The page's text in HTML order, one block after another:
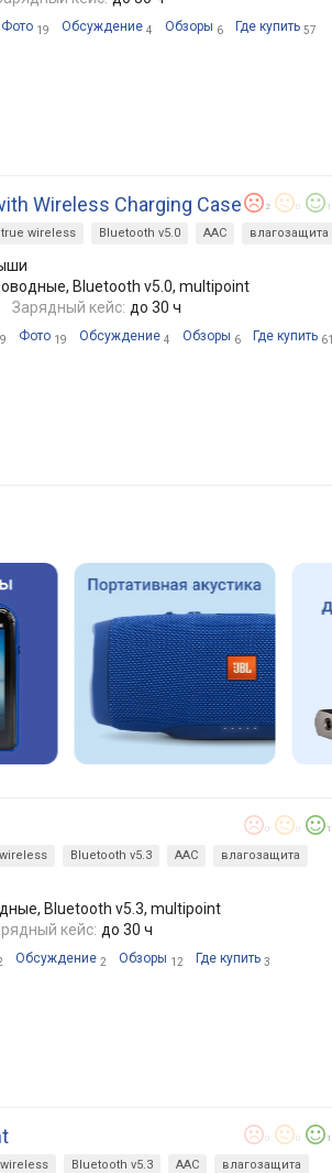
Фото 19 Обсуждение 4 Обзоры 6 Где купить 57
Wireless Charging Case 2 1
true wireless Bluetooth v5.0 AAC влагозащита
Bluetooth v5.0, multipoint
Зарядный кейс: до 30 ч
Фото 19 Обсуждение 4 Обзоры 6 Где купить 61
1
Bluetooth v5.3 AAC влагозащита
Bluetooth v5.3, multipoint
кейс: до 30 ч
Обсуждение 2 Обзоры 12 Где купить 3
1
Bluetooth v5.3 AAC влагозащита